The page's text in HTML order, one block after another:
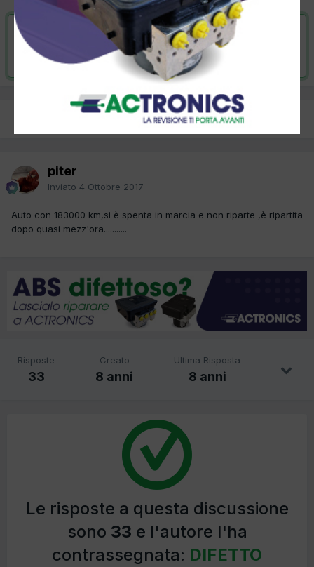
VAI ALLA SOLUZIONE
Risolta da piter,20 Giugno 2018
Pagina 1 di 2
piter
Inviato 4 Ottobre 2017
Auto con 183000 km,si è spenta in marcia e non riparte ,è ripartita
dopo quasi mezz'ora...........
Risposte
33
Creato
8 anni
Ultima Risposta
8 anni
Le risposte a questa discussione
sono 33 e l'autore l'ha
contrassegnata: DIFETTO